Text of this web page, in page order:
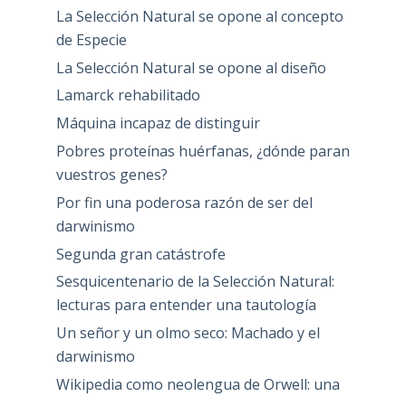
La Selección Natural se opone al concepto
de Especie
La Selección Natural se opone al diseño
Lamarck rehabilitado
Máquina incapaz de distinguir
Pobres proteínas huérfanas, ¿dónde paran
vuestros genes?
Por fin una poderosa razón de ser del
darwinismo
Segunda gran catástrofe
Sesquicentenario de la Selección Natural:
lecturas para entender una tautología
Un señor y un olmo seco: Machado y el
darwinismo
Wikipedia como neolengua de Orwell: una